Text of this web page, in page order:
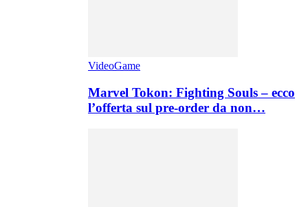
VideoGame
Marvel Tokon: Fighting Souls – ecco
l’offerta sul pre-order da non…